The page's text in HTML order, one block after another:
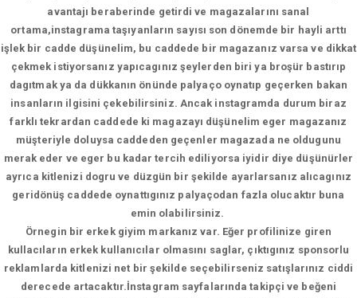
avantajı beraberinde getirdi ve magazalarını sanal
ortama,instagrama taşıyanların sayısı son dönemde bir hayli arttı
işlek bir cadde düşünelim, bu caddede bir magazanız varsa ve dikkat
çekmek istiyorsanız yapıcagınız şeylerden biri ya broşür bastırıp
dagıtmak ya da dükkanın önünde palyaço oynatıp geçerken bakan
insanların ilgisini çekebilirsiniz. Ancak instagramda durum biraz
farklı tekrardan caddede ki magazayı düşünelim eger magazanız
müşteriyle doluysa caddeden geçenler magazada ne oldugunu
merak eder ve eger bu kadar tercih ediliyorsa iyidir diye düşünürler
ayrıca kitlenizi dogru ve düzgün bir şekilde ayarlarsanız alıcagınız
geridönüş caddede oynattıgınız palyaçodan fazla olucaktır buna
emin olabilirsiniz.
Örnegin bir erkek giyim markanız var. Eğer profilinize giren
kullacıların erkek kullanıcılar olmasını saglar, çıktıgınız sponsorlu
reklamlarda kitlenizi net bir şekilde seçebilirseniz satışlarınız ciddi
derecede artacaktır.İnstagram sayfalarında takipçi ve beğeni